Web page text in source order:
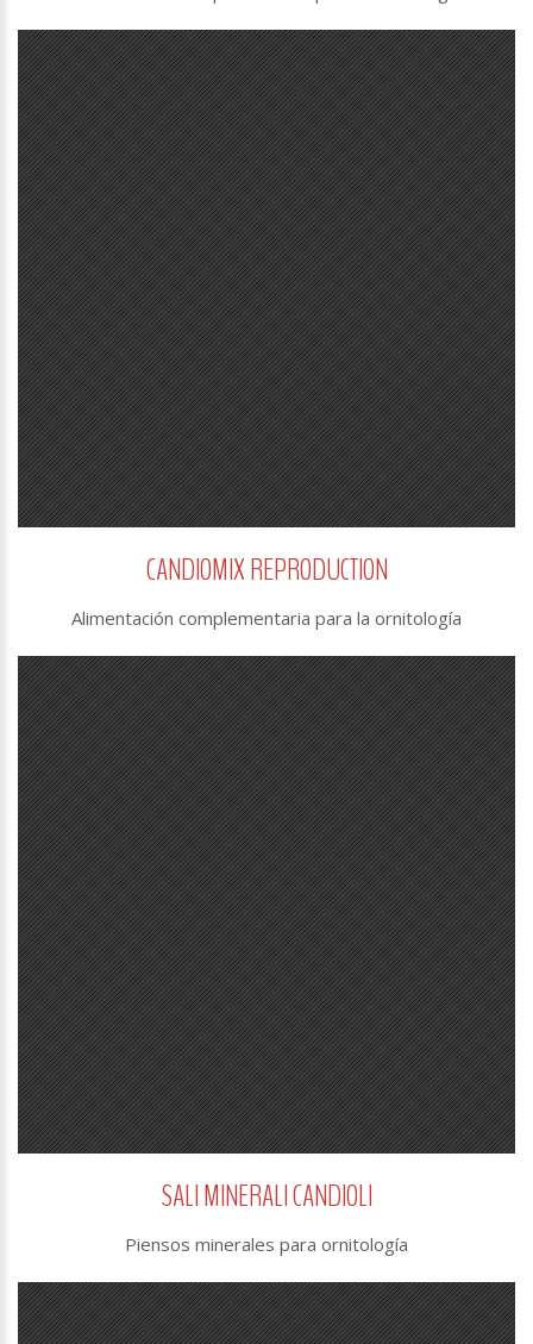
CANDIOMIX REPRODUCTION
Alimentación complementaria para la ornitología
SALI MINERALI CANDIOLI
Piensos minerales para ornitología